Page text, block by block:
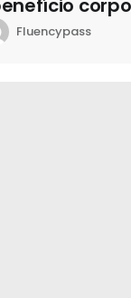
Fluencypass